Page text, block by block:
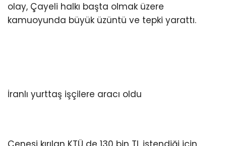
olay, Çayeli halkı başta olmak üzere
kamuoyunda büyük üzüntü ve tepki yarattı.
İranlı yurttaş işçilere aracı oldu